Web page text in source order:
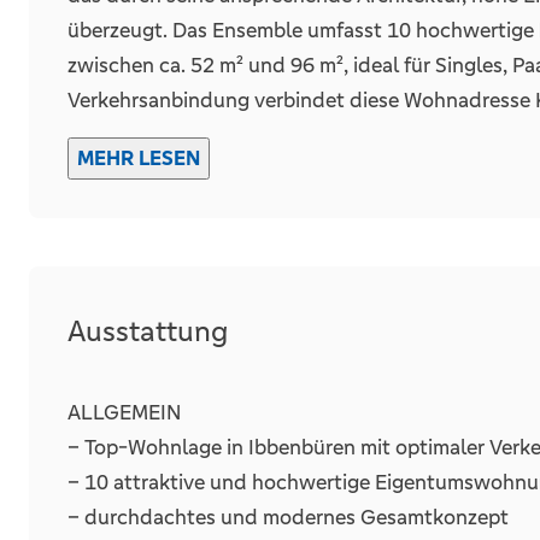
Abstellraum
Stellplätze
überzeugt. Das Ensemble umfasst 10
zwischen ca. 52 m² und 96 m², ideal für Singles,
Verkehrsanbindung verbindet diese
Nachhaltigkeit und Energieeffizienz:
•Eine Luft-/Wasser-Wärmepumpe sorgt für
•Eine Photovoltaikanlage mit Batteriespeicher
Beitrag zur Schonung von Ressourcen. Die Erlöse
Instandhaltungsrücklage eingebracht.
Wohnen mit Komfort:
MEHR LESEN
Ausstattung
ALLGEMEIN
– Top-Wohnlage in Ibbenbüren mit optimaler
– 10 attraktive und hochwertige
– durchdachtes und modernes Gesamtkonzept